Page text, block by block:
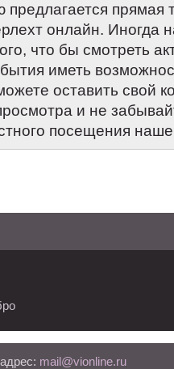
прямая
онлайн. Иногда
что бы смотреть
иметь
оставить свой
и не
посещения
mail@vionline.ru